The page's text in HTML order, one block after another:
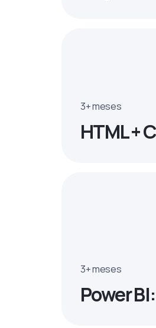
3+ meses
HTML +
3+ meses
Power